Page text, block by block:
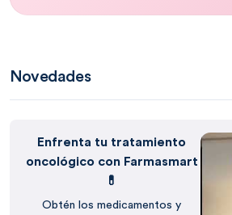
Novedades
Enfrenta tu tratamiento
oncológico con Farmasmart
💊
Obtén los medicamentos y